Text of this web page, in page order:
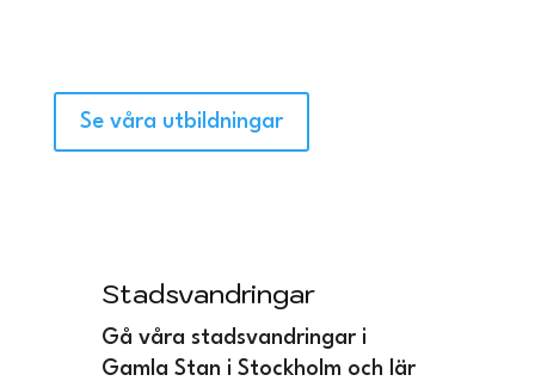
Se våra utbildningar
Stadsvandringar
Gå våra stadsvandringar i
Gamla Stan i Stockholm och lär